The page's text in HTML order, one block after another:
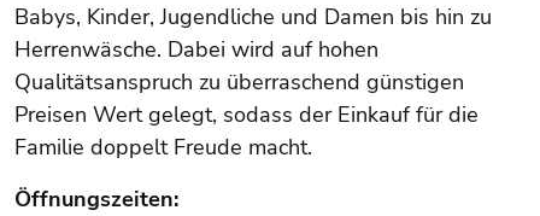
Babys, Kinder, Jugendliche und Damen bis hin zu
Herrenwäsche. Dabei wird auf hohen
Qualitätsanspruch zu überraschend günstigen
Preisen Wert gelegt, sodass der Einkauf für die
Familie doppelt Freude macht.
Öffnungszeiten: